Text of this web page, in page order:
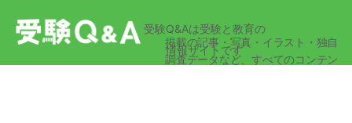
受験Q&Aは受験と教育の
情報サイトです
掲載の記事・写真・イラスト・独自
調査データなど、すべてのコンテン